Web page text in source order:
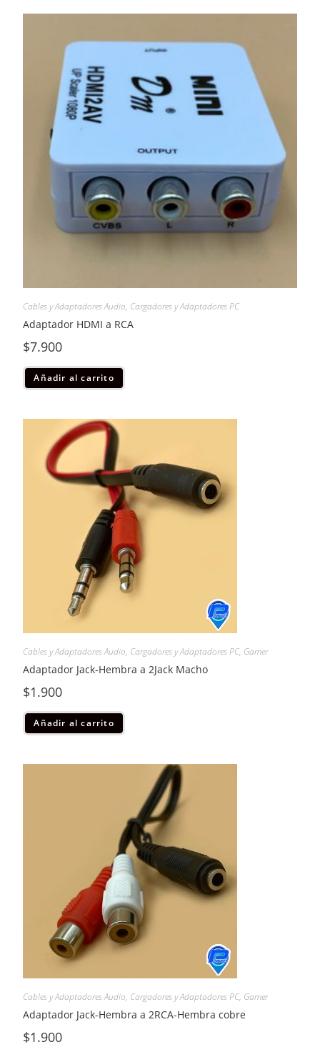
Cables y Adaptadores Audio, Cargadores y Adaptadores PC
Adaptador HDMI a RCA
$7.900
Añadir al carrito
Cables y Adaptadores Audio, Cargadores y Adaptadores PC, Gamer
Adaptador Jack-Hembra a 2Jack Macho
$1.900
Añadir al carrito
Cables y Adaptadores Audio, Cargadores y Adaptadores PC, Gamer
Adaptador Jack-Hembra a 2RCA-Hembra cobre
$1.900